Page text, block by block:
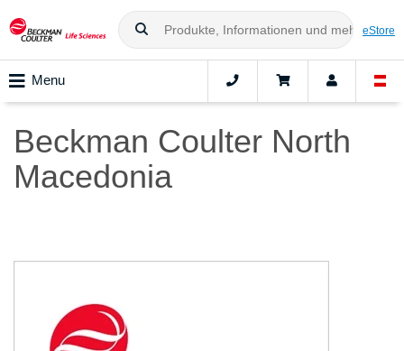
eStore
Menu
Beckman Coulter North
Macedonia